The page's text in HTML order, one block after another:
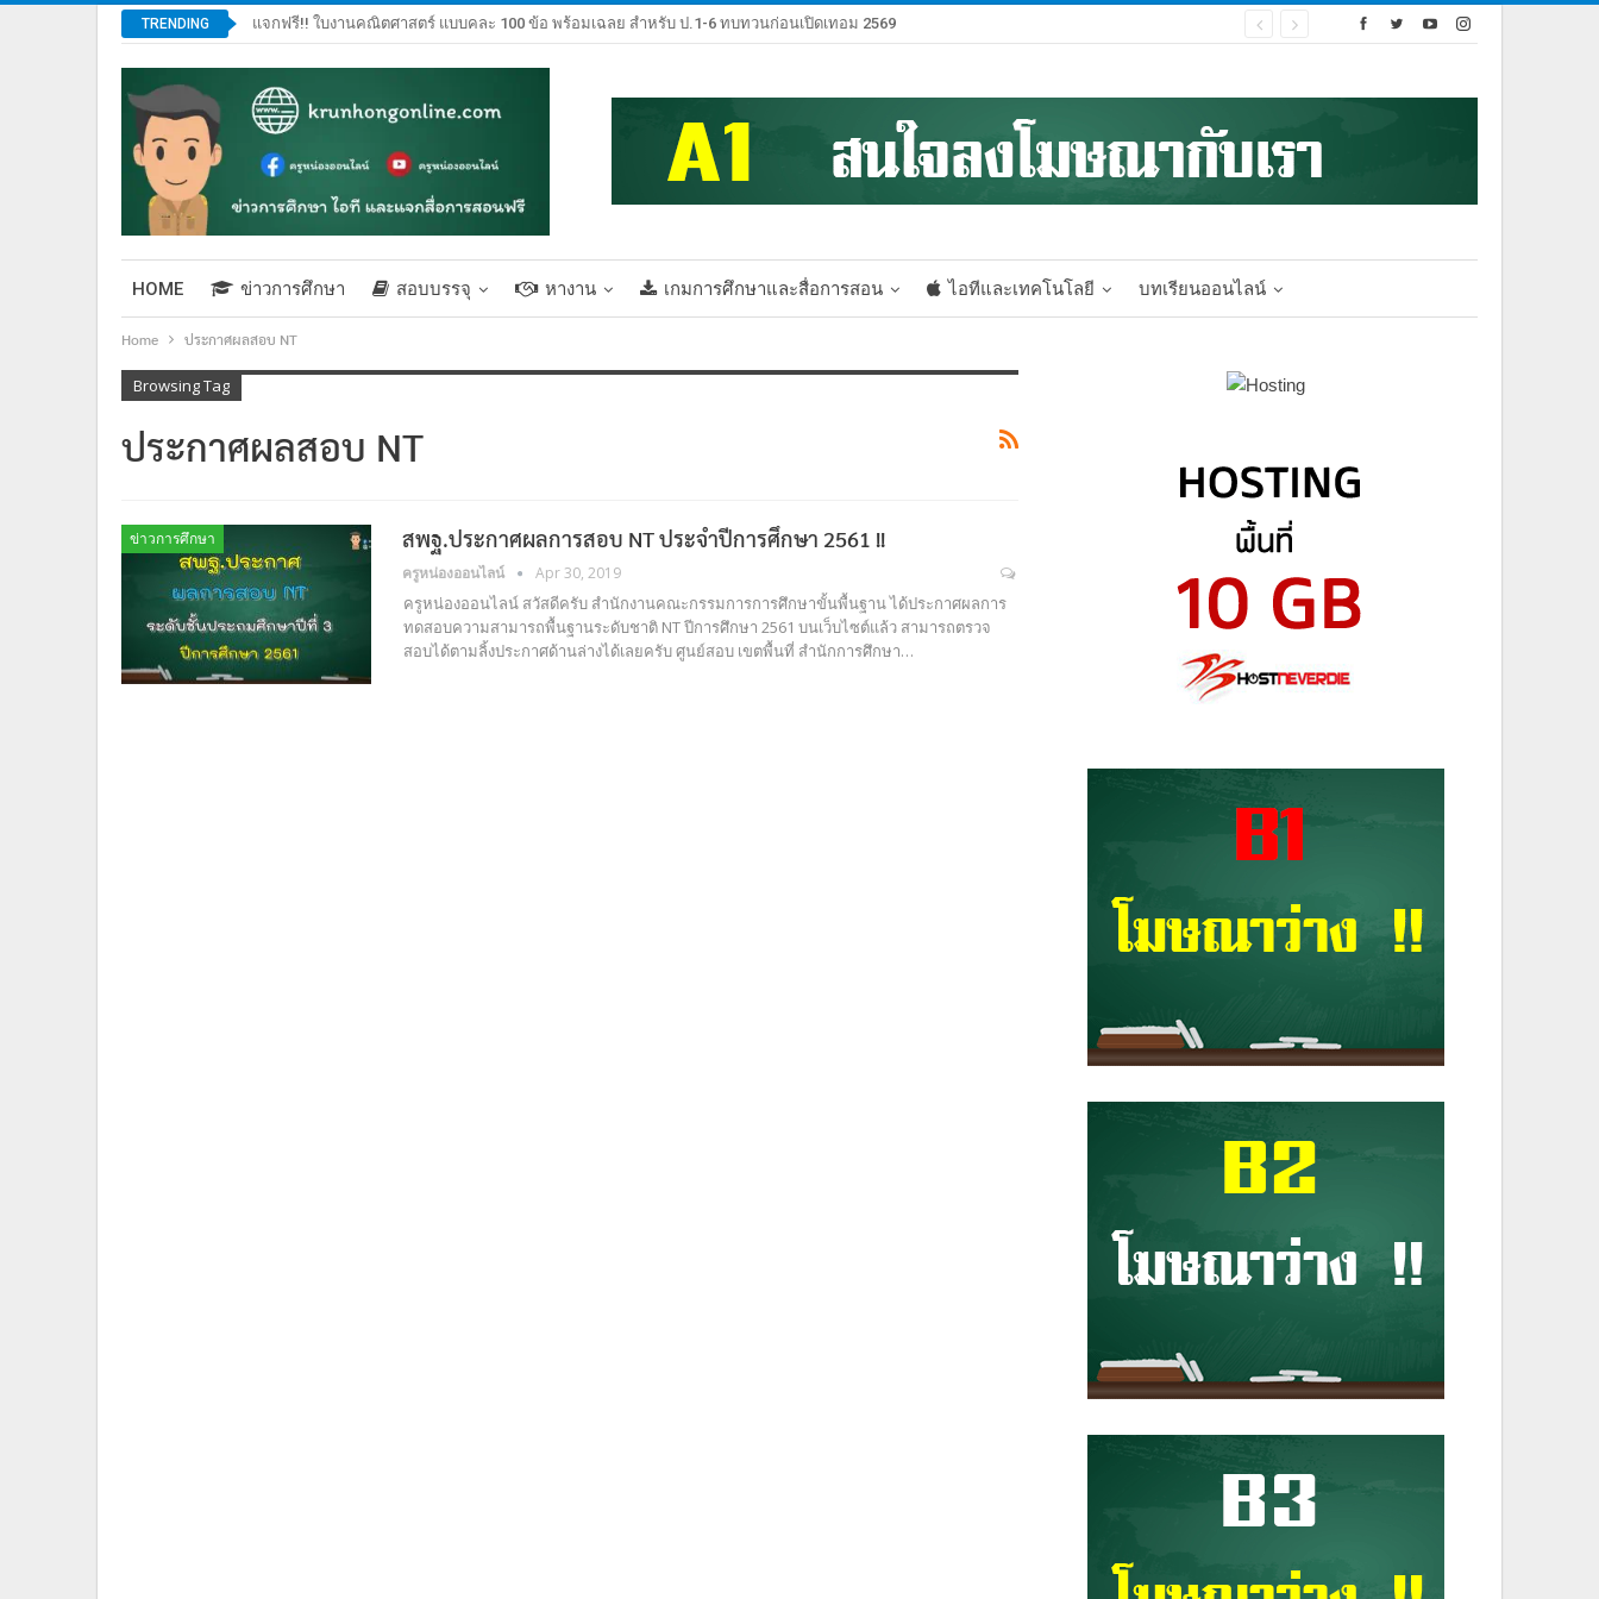
TRENDING แจกฟรี!! ใบงานคณิตศาสตร์ แบบคละ 100 ข้อ พร้อมเฉลย สำหรับ ป.1-6 ทบทวนก่อนเปิดเทอม 2569
HOME ข่าวการศึกษา สอบบรรจุ หางาน เกมการศึกษาและสื่อการสอน ไอทีและเทคโนโลยี บทเรียนออนไลน์
Home ประกาศผลสอบ NT
Browsing Tag
ประกาศผลสอบ NT
ข่าวการศึกษา สพฐ.ประกาศผลการสอบ NT ประจำปีการศึกษา 2561 !!
ครูหน่องออนไลน์ Apr 30, 2019
ครูหน่องออนไลน์ สวัสดีครับ สำนักงานคณะกรรมการการศึกษาขั้นพื้นฐาน ได้ประกาศผลการ
ทดสอบความสามารถพื้นฐานระดับชาติ NT ปีการศึกษา 2561 บนเว็บไซต์แล้ว สามารถตรวจ
สอบได้ตามลิ้งประกาศด้านล่างได้เลยครับ ศูนย์สอบ เขตพื้นที่ สำนักการศึกษา…